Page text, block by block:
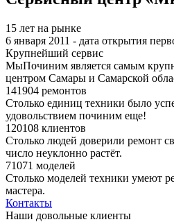
15 лет на рынке
6 января 2011 - дата открытия
Крупнейший сервис
МыПочиним является самым
центром Самары и Самарской
141904 ремонтов
Столько единиц техники было
удовольствием починим еще!
120108 клиентов
Столько людей доверили ремонт
число неуклонно растёт.
71071 моделей
Столько моделей техники умеют
мастера.
Контакты
Наши довольные клиенты